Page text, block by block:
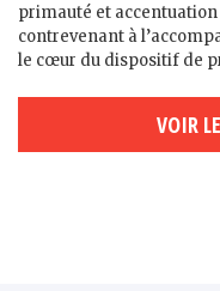
primauté et
contrevenant à
le cœur du dispositif de
VOIR